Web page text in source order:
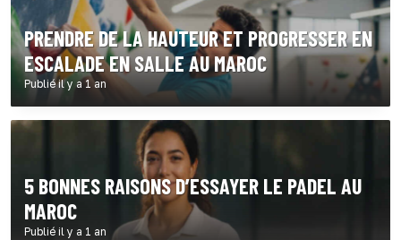
PRENDRE DE LA HAUTEUR ET PROGRESSER EN
ESCALADE EN SALLE AU MAROC
Publié il y a 1 an
5 BONNES RAISONS D’ESSAYER LE PADEL AU
MAROC
Publié il y a 1 an